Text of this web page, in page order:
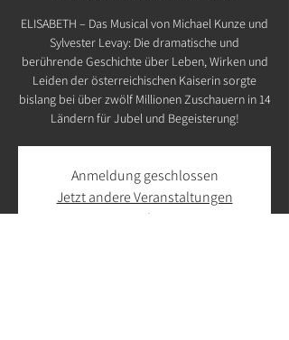
ELISABETH – Das Musical von Michael Kunze und
Sylvester Levay: Die dramatische und
berührende Geschichte über Leben, Wirken und
Leiden der österreichischen Kaiserin sorgte
bislang bei über zwölf Millionen Zuschauern in 14
Ländern für Jubel und Begeisterung!
Anmeldung geschlossen
Jetzt andere Veranstaltungen
ansehen